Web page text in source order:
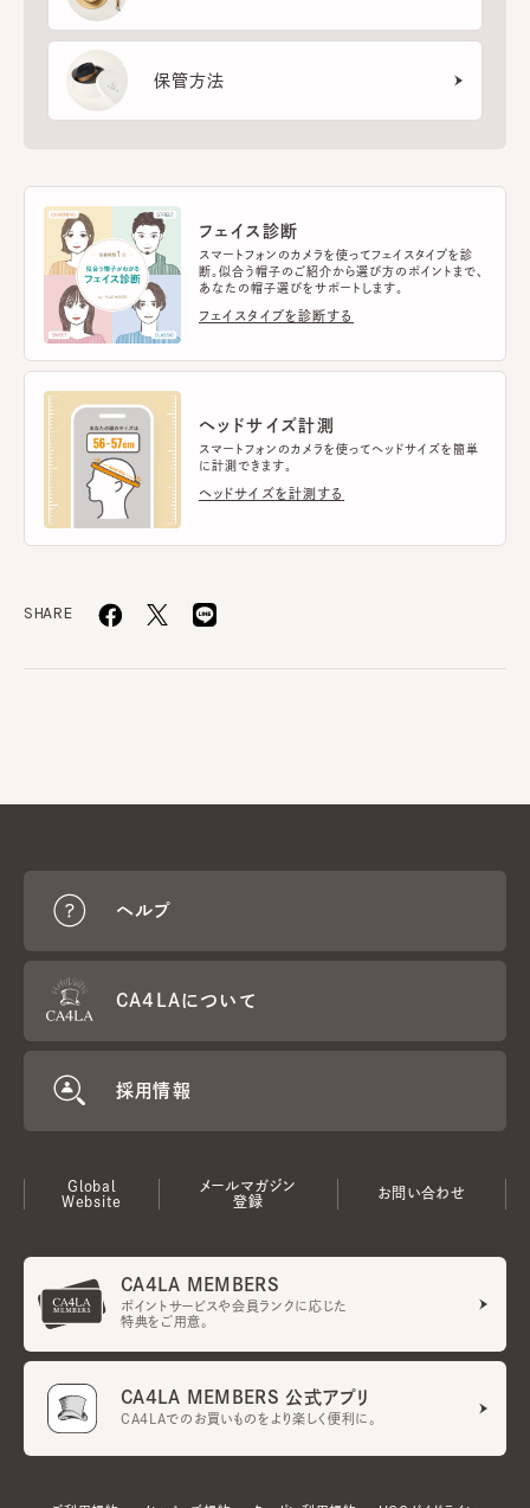
保管方法
フェイス診断
スマートフォンのカメラを使ってフェイスタイプを診
断。似合う帽子のご紹介から選び方のポイントまで、
あなたの帽子選びをサポートします。
フェイスタイプを診断する
ヘッドサイズ計測
スマートフォンのカメラを使ってヘッドサイズを簡単
に計測できます。
ヘッドサイズを計測する
SHARE
ヘルプ
CA4LAについて
採用情報
Global
Website
メールマガジン
登録
お問い合わせ
CA4LA MEMBERS
ポイントサービスや会員ランクに応じた
特典をご用意。
CA4LA MEMBERS 公式アプリ
CA4LAでのお買いものをより楽しく便利に。